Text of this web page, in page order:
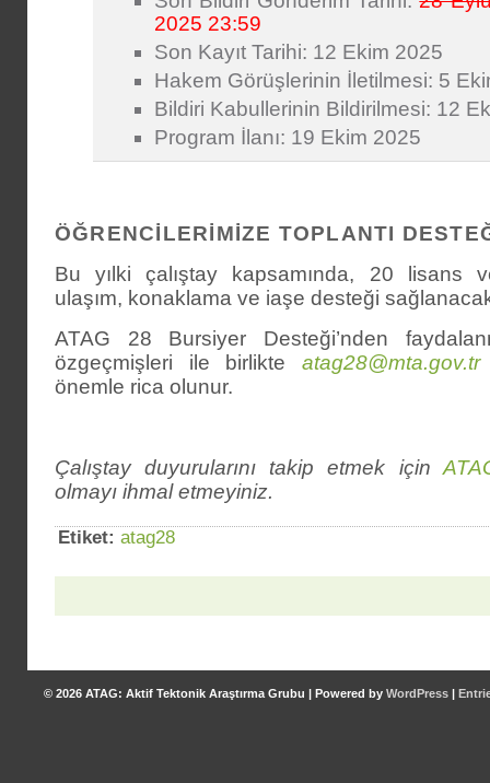
2025 23:59
Son Kayıt Tarihi: 12 Ekim 2025
Hakem Görüşlerinin İletilmesi: 5
Bildiri Kabullerinin Bildirilmesi: 12
Program İlanı: 19 Ekim 2025
ÖĞRENCILERIMIZE TOPLANTI
Bu yılki çalıştay kapsamında, 20 lisans
ulaşım, konaklama ve iaşe desteği
ATAG 28 Bursiyer Desteği’nden
özgeçmişleri ile birlikte atag28@mta.gov.tr
önemle rica olunur.
Çalıştay duyurularını takip etmek için
olmayı ihmal etmeyiniz.
Etiket: atag28
© 2026 ATAG: Aktif Tektonik Araştırma Grubu | Powered by WordPress |